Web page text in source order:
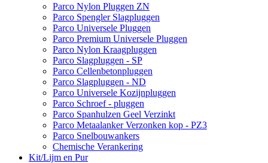
Parco Nylon Pluggen ZN
Parco Spengler Slagpluggen
Parco Universele Pluggen
Parco Premium Universele Pluggen
Parco Nylon Kraagpluggen
Parco Slagpluggen - SP
Parco Cellenbetonpluggen
Parco Slagpluggen - ND
Parco Universele Kozijnpluggen
Parco Schroef - pluggen
Parco Spanhulzen Geel Verzinkt
Parco Metaalanker Verzonken kop - PZ3
Parco Snelbouwankers
Chemische Verankering
Kit/Lijm en Pur